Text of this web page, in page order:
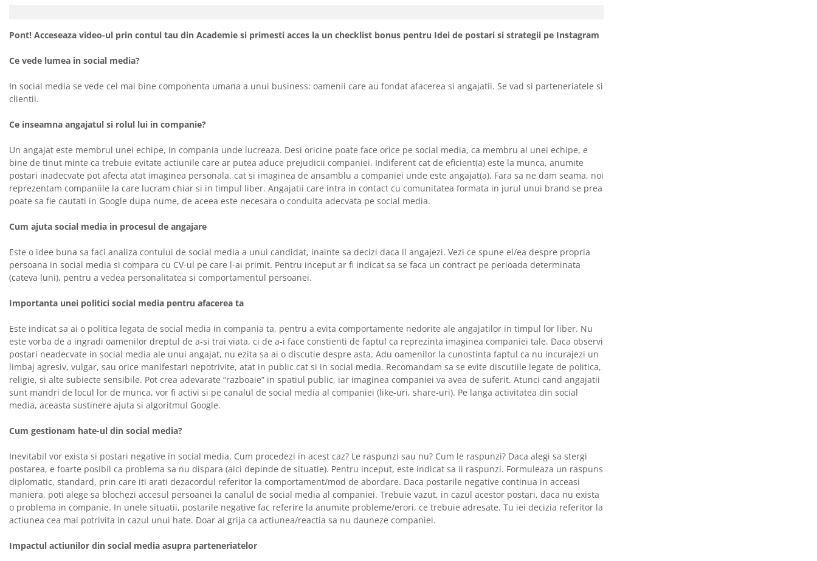
Pont! Acceseaza video-ul prin contul tau din Academie si primesti acces la un checklist bonus pentru Idei de postari si strategii pe Instagram
Ce vede lumea in social media?
In social media se vede cel mai bine componenta umana a unui business: oamenii care au fondat afacerea si angajatii. Se vad si parteneriatele si
clientii.
Ce inseamna angajatul si rolul lui in companie?
Un angajat este membrul unei echipe, in compania unde lucreaza. Desi oricine poate face orice pe social media, ca membru al unei echipe, e
bine de tinut minte ca trebuie evitate actiunile care ar putea aduce prejudicii companiei. Indiferent cat de eficient(a) este la munca, anumite
postari inadecvate pot afecta atat imaginea personala, cat si imaginea de ansamblu a companiei unde este angajat(a). Fara sa ne dam seama, noi
reprezentam companiile la care lucram chiar si in timpul liber. Angajatii care intra in contact cu comunitatea formata in jurul unui brand se prea
poate sa fie cautati in Google dupa nume, de aceea este necesara o conduita adecvata pe social media.
Cum ajuta social media in procesul de angajare
Este o idee buna sa faci analiza contului de social media a unui candidat, inainte sa decizi daca il angajezi. Vezi ce spune el/ea despre propria
persoana in social media si compara cu CV-ul pe care l-ai primit. Pentru inceput ar fi indicat sa se faca un contract pe perioada determinata
(cateva luni), pentru a vedea personalitatea si comportamentul persoanei.
Importanta unei politici social media pentru afacerea ta
Este indicat sa ai o politica legata de social media in compania ta, pentru a evita comportamente nedorite ale angajatilor in timpul lor liber. Nu
este vorba de a ingradi oamenilor dreptul de a-si trai viata, ci de a-i face constienti de faptul ca reprezinta imaginea companiei tale. Daca observi
postari neadecvate in social media ale unui angajat, nu ezita sa ai o discutie despre asta. Adu oamenilor la cunostinta faptul ca nu incurajezi un
limbaj agresiv, vulgar, sau orice manifestari nepotrivite, atat in public cat si in social media. Recomandam sa se evite discutiile legate de politica,
religie, si alte subiecte sensibile. Pot crea adevarate “razboaie” in spatiul public, iar imaginea companiei va avea de suferit. Atunci cand angajatii
sunt mandri de locul lor de munca, vor fi activi si pe canalul de social media al companiei (like-uri, share-uri). Pe langa activitatea din social
media, aceasta sustinere ajuta si algoritmul Google.
Cum gestionam hate-ul din social media?
Inevitabil vor exista si postari negative in social media. Cum procedezi in acest caz? Le raspunzi sau nu? Cum le raspunzi? Daca alegi sa stergi
postarea, e foarte posibil ca problema sa nu dispara (aici depinde de situatie). Pentru inceput, este indicat sa ii raspunzi. Formuleaza un raspuns
diplomatic, standard, prin care iti arati dezacordul referitor la comportament/mod de abordare. Daca postarile negative continua in acceasi
maniera, poti alege sa blochezi accesul persoanei la canalul de social media al companiei. Trebuie vazut, in cazul acestor postari, daca nu exista
o problema in companie. In unele situatii, postarile negative fac referire la anumite probleme/erori, ce trebuie adresate. Tu iei decizia referitor la
actiunea cea mai potrivita in cazul unui hate. Doar ai grija ca actiunea/reactia sa nu dauneze companiei.
Impactul actiunilor din social media asupra parteneriatelor